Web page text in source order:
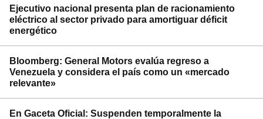
Ejecutivo nacional presenta plan de racionamiento
eléctrico al sector privado para amortiguar déficit
energético
Bloomberg: General Motors evalúa regreso a
Venezuela y considera el país como un «mercado
relevante»
En Gaceta Oficial: Suspenden temporalmente la